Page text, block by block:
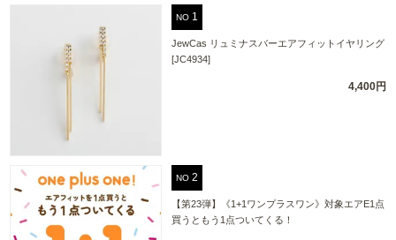
NO
JewCas リュミナスバーエアフィットイヤリング
[JC4934]
4,400円
NO
【第23弾】《1+1ワンプラスワン》対象エアE1点
買うともう1点ついてくる！